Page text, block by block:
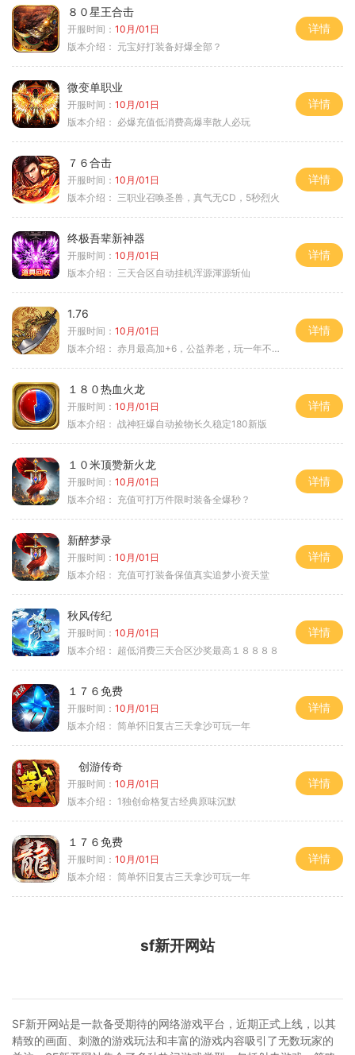
８０星王合击
开服时间： 10月/01日
版本介绍： 元宝好打装备好爆全部？
详情
微变单职业
开服时间： 10月/01日
版本介绍： 必爆充值低消费高爆率散人必玩
详情
７６合击
开服时间： 10月/01日
版本介绍： 三职业召唤圣兽，真气无CD，5秒烈火
详情
终极吾辈新神器
开服时间： 10月/01日
版本介绍： 三天合区自动挂机浑源渾源斩仙
详情
1.76
开服时间： 10月/01日
版本介绍： 赤月最高加+6，公益养老，玩一年不腻，屠龙
详情
１８０热血火龙
开服时间： 10月/01日
版本介绍： 战神狂爆自动捡物长久稳定180新版
详情
１０米顶赞新火龙
开服时间： 10月/01日
版本介绍： 充值可打万件限时装备全爆秒？
详情
新醉梦录
开服时间： 10月/01日
版本介绍： 充值可打装备保值真实追梦小资天堂
详情
秋风传纪
开服时间： 10月/01日
版本介绍： 超低消费三天合区沙奖最高１８８８８
详情
１７６免费
开服时间： 10月/01日
版本介绍： 简单怀旧复古三天拿沙可玩一年
详情
创游传奇
开服时间： 10月/01日
版本介绍： 1独创命格复古经典原味沉默
详情
１７６免费
开服时间： 10月/01日
版本介绍： 简单怀旧复古三天拿沙可玩一年
详情
sf新开网站
SF新开网站是一款备受期待的网络游戏平台，近期正式上线，以其
精致的画面、刺激的游戏玩法和丰富的游戏内容吸引了无数玩家的